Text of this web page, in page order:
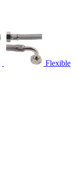
Flexible